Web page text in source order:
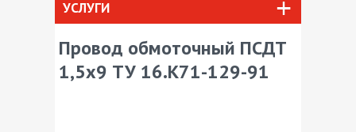
УСЛУГИ
Провод обмоточный ПСДТ
1,5х9 ТУ 16.К71-129-91